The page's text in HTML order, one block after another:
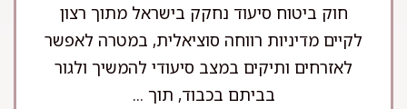
חוק ביטוח סיעוד נחקק בישראל מתוך רצון
לקיים מדיניות רווחה סוציאלית, במטרה לאפשר
לאזרחים ותיקים במצב סיעודי להמשיך ולגור
בביתם בכבוד, תוך ...